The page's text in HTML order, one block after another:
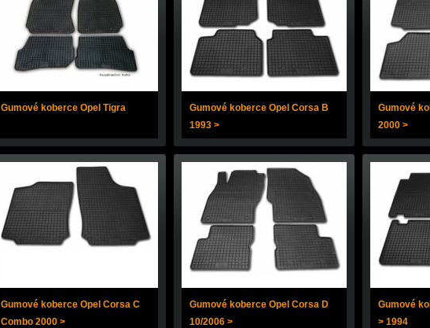
Gumové koberce Opel Tigra
Gumové koberce Opel Corsa B
1993 >
Gumové
2000 >
Gumové koberce Opel Corsa C
Combo 2000 >
Gumové koberce Opel Corsa D
10/2006 >
Gumové
> 1994